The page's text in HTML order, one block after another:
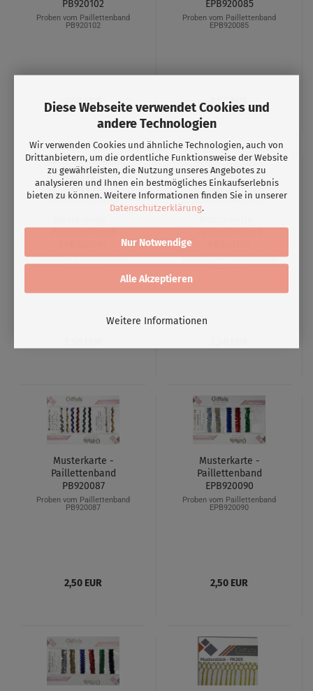
Diese Webseite verwendet Cookies und
andere Technologien
Wir verwenden Cookies und ähnliche Technologien, auch von
Drittanbietern, um die ordentliche Funktionsweise der Website
zu gewährleisten, die Nutzung unseres Angebotes zu
analysieren und Ihnen ein bestmögliches Einkaufserlebnis
bieten zu können. Weitere Informationen finden Sie in unserer
Datenschutzerklärung.
Alle Akzeptieren
Nur Notwendige
Weitere Informationen
PB920102
Proben vom Paillettenband
PB920102
2,50 EUR
EPB920085
Proben vom Paillettenband
EPB920085
2,50 EUR
Proben vom Paillettenband
EPB920094
Proben vom Paillettenband
PB920103
Musterkarte -
Paillettenband
PB920087
Proben vom Paillettenband
PB920087
2,50 EUR
Musterkarte -
Paillettenband
EPB920090
Proben vom Paillettenband
EPB920090
2,50 EUR